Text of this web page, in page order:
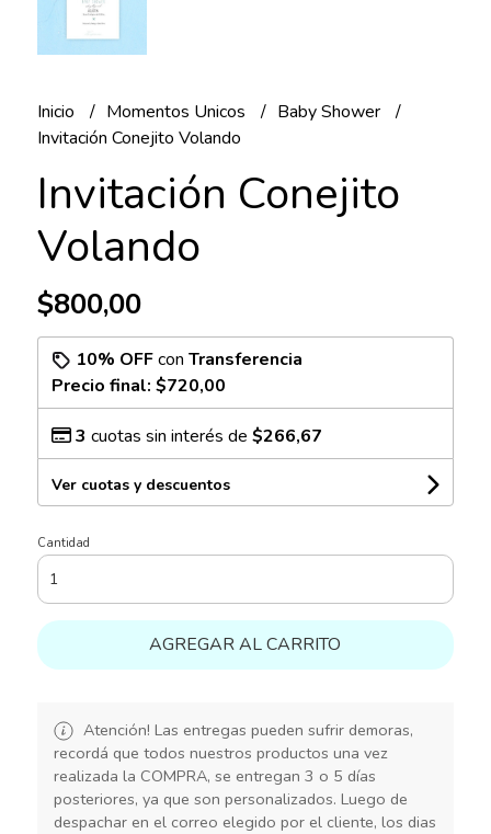
Inicio Momentos Unicos
Baby Shower
Invitación Conejito Volando
Invitación Conejito
Volando
$800,00
10% OFFcon Transferencia
Precio final: $720,00
3 cuotas sin interés de $266,67
Ver cuotas y descuentos
Cantidad
AGREGAR AL CARRITO
Atención! Las entregas pueden sufrir demoras,
recordá que todos nuestros productos una vez
realizada la COMPRA, se entregan 3 o 5 días
posteriores, ya que son personalizados. Luego de
despachar en el correo elegido por el cliente, los dias